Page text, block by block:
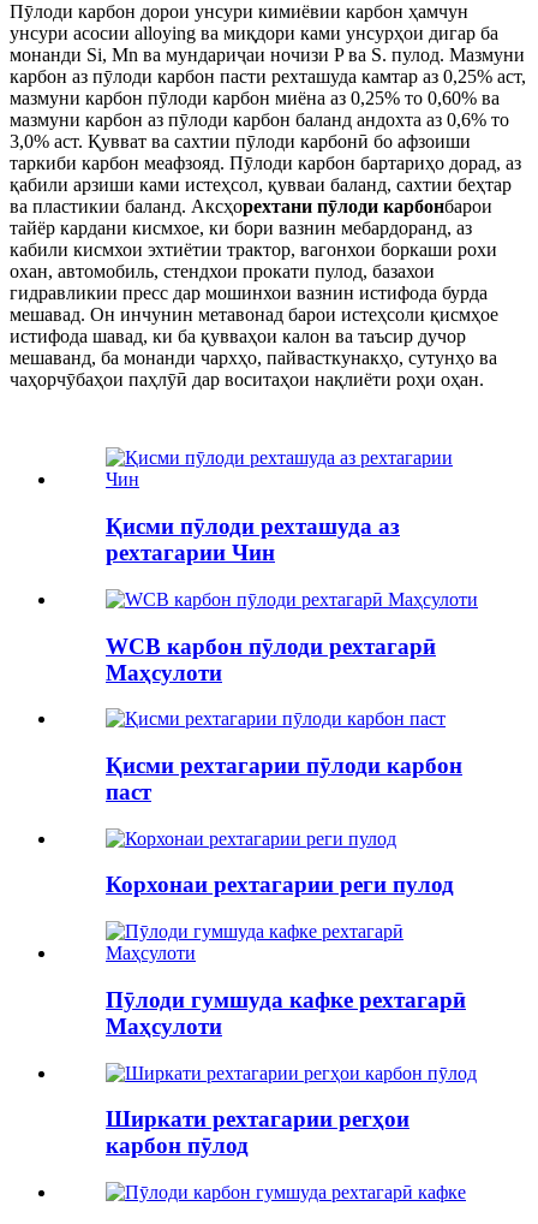
Пӯлоди карбон дорои унсури кимиёвии карбон ҳамчун
унсури асосии alloying ва миқдори ками унсурҳои дигар ба
монанди Si, Mn ва мундариҷаи ночизи P ва S. пулод. Мазмуни
карбон аз пӯлоди карбон пасти рехташуда камтар аз 0,25% аст,
мазмуни карбон пӯлоди карбон миёна аз 0,25% то 0,60% ва
мазмуни карбон аз пӯлоди карбон баланд андохта аз 0,6% то
3,0% аст. Қувват ва сахтии пӯлоди карбонӣ бо афзоиши
таркиби карбон меафзояд. Пӯлоди карбон бартариҳо дорад, аз
қабили арзиши ками истеҳсол, қувваи баланд, сахтии беҳтар
ва пластикии баланд. Аксҳорехтани пӯлоди карбонбарои
тайёр кардани кисмхое, ки бори вазнин мебардоранд, аз
кабили кисмхои эхтиётии трактор, вагонхои боркаши рохи
охан, автомобиль, стендхои прокати пулод, базахои
гидравликии пресс дар мошинхои вазнин истифода бурда
мешавад. Он инчунин метавонад барои истеҳсоли қисмҳое
истифода шавад, ки ба қувваҳои калон ва таъсир дучор
мешаванд, ба монанди чархҳо, пайвасткунакҳо, сутунҳо ва
чаҳорчӯбаҳои паҳлӯӣ дар воситаҳои нақлиёти роҳи оҳан.
Қисми пӯлоди рехташуда аз
рехтагарии Чин
WCB карбон пӯлоди рехтагарӣ
Маҳсулоти
Қисми рехтагарии пӯлоди карбон
паст
Корхонаи рехтагарии реги пулод
Пӯлоди гумшуда кафке рехтагарӣ
Маҳсулоти
Ширкати рехтагарии регҳои
карбон пӯлод